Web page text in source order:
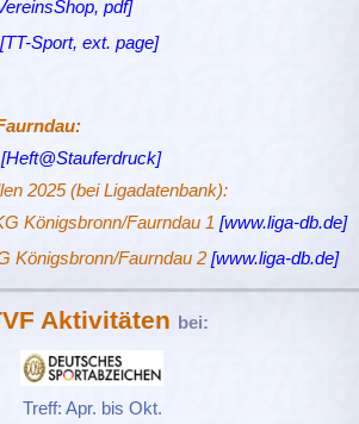
pdf]
[TT-Sport, ext. page]
[Heft@Stauferdruck]
2025 (bei Ligadatenbank):
Königsbronn/Faurndau 1 [www.liga-db.de]
Königsbronn/Faurndau 2 [www.liga-db.de]
Aktivitäten bei:
Treff: Apr. bis Okt.